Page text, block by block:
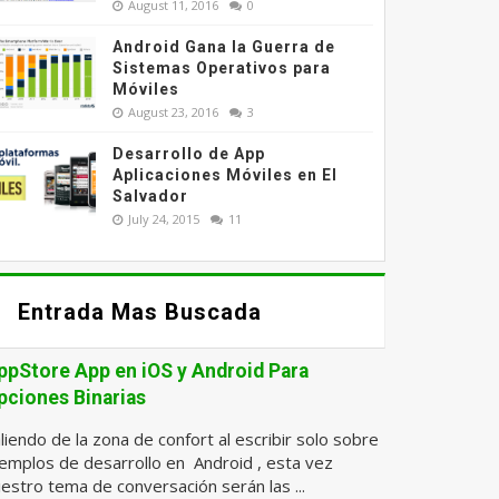
August 11, 2016 0
Android Gana la Guerra de
Sistemas Operativos para
Móviles
August 23, 2016 3
Desarrollo de App
Aplicaciones Móviles en El
Salvador
July 24, 2015 11
Entrada Mas Buscada
App en iOS y Android Para
Binarias
de la zona de confort al escribir solo sobre
de desarrollo en Android , esta vez
tema de conversación serán las ...